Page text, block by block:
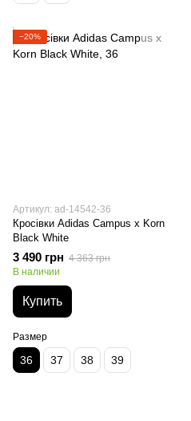
−20%
Артикул: ad-14542-36
Кросівки Adidas Campus x Korn
Black White
3 490 грн 4 363 грн
В наличии
Купить
Размер
36 37 38 39